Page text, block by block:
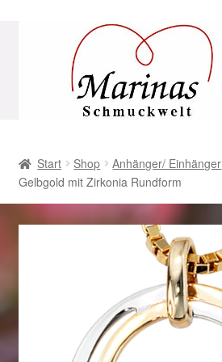
Navigation
AGB
Beispiel-Seite
Geschenke zu Ostern 2023
Geschenke zu Ostern 2024
Start Shop Anhänger/ Einhänger
Gelbgold mit Zirkonia Rundform